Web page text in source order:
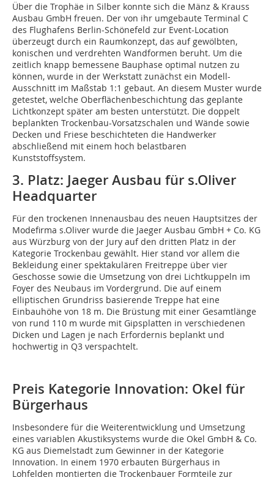
Über die Trophäe in Silber konnte sich die Mänz & Krauss
Ausbau GmbH freuen. Der von ihr umgebaute Terminal C
des Flughafens Berlin-Schönefeld zur Event-Location
überzeugt durch ein Raumkonzept, das auf gewölbten,
konischen und verdrehten Wandformen beruht. Um die
zeitlich knapp bemessene Bauphase optimal nutzen zu
können, wurde in der Werkstatt zunächst ein Modell-
Ausschnitt im Maßstab 1:1 gebaut. An diesem Muster wurde
getestet, welche Oberflächenbeschichtung das geplante
Lichtkonzept später am besten unterstützt. Die doppelt
beplankten Trockenbau-Vorsatzschalen und Wände sowie
Decken und Friese beschichteten die Handwerker
abschließend mit einem hoch belastbaren
Kunststoffsystem.
3. Platz: Jaeger Ausbau für s.Oliver
Headquarter
Für den trockenen Innenausbau des neuen Hauptsitzes der
Modefirma s.Oliver wurde die Jaeger Ausbau GmbH + Co. KG
aus Würzburg von der Jury auf den dritten Platz in der
Kategorie Trockenbau gewählt. Hier stand vor allem die
Bekleidung einer spektakulären Freitreppe über vier
Geschosse sowie die Umsetzung von drei Lichtkuppeln im
Foyer des Neubaus im Vordergrund. Die auf einem
elliptischen Grundriss basierende Treppe hat eine
Einbauhöhe von 18 m. Die Brüstung mit einer Gesamtlänge
von rund 110 m wurde mit Gipsplatten in verschiedenen
Dicken und Lagen je nach Erfordernis beplankt und
hochwertig in Q3 verspachtelt.
Preis Kategorie Innovation: Okel für
Bürgerhaus
Insbesondere für die Weiterentwicklung und Umsetzung
eines variablen Akustiksystems wurde die Okel GmbH & Co.
KG aus Diemelstadt zum Gewinner in der Kategorie
Innovation. In einem 1970 erbauten Bürgerhaus in
Lohfelden montierten die Trockenbauer Formteile zur